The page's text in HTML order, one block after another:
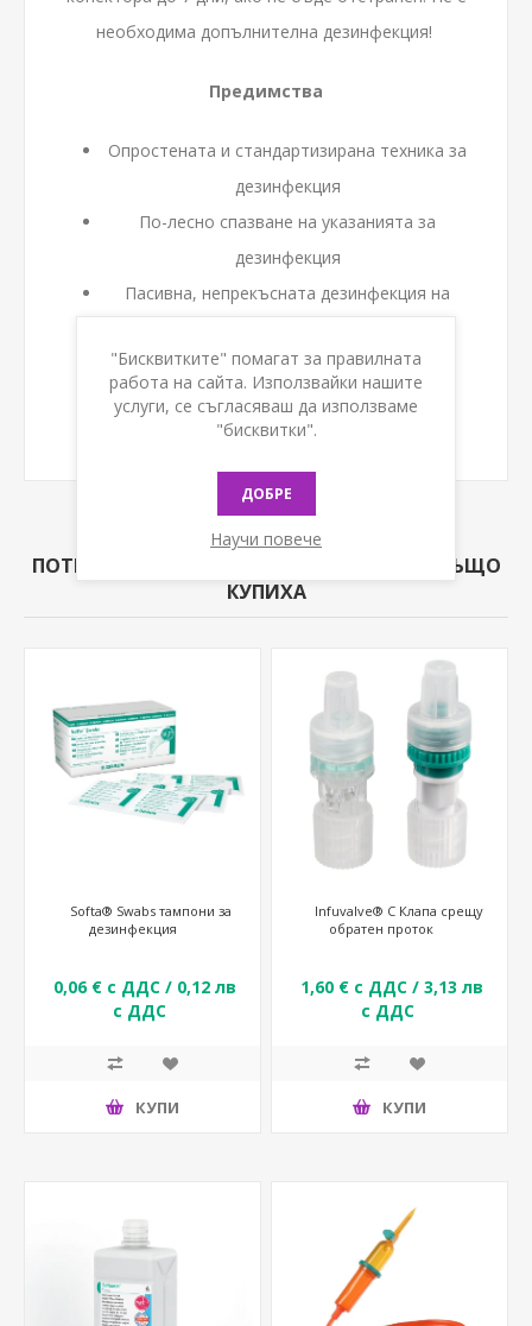
необходима допълнителна дезинфекция!
Предимства
Опростената и стандартизирана техника за
дезинфекция
По-лесно спазване на указанията за
дезинфекция
Пасивна, непрекъсната дезинфекция на
Защита на вентила от докосване и
замърсяване във въздуха
В опаковка -200бр
ПОТРЕБИТЕЛИ КУПИЛИ ТОЗИ ПРОДУКТ, СЪЩО
КУПИХА
Softa® Swabs тампони за
дезинфекция
0,06 € с ДДС / 0,12 лв
с ДДС
КУПИ
Infuvalve® C Клапа срещу
обратен проток
1,60 € с ДДС / 3,13 лв
с ДДС
КУПИ
"Бисквитките" помагат за правилната
работа на сайта. Използвайки нашите
услуги, се съгласяваш да използваме
"бисквитки".
ДОБРЕ
Научи повече